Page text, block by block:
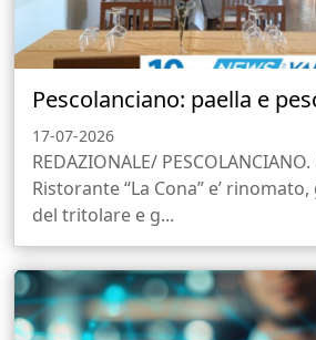
Pescolanciano: paella e
17-07-2026
REDAZIONALE/ PESCOLANCIANO.
Ristorante “La Cona” e’
del tritolare e g...